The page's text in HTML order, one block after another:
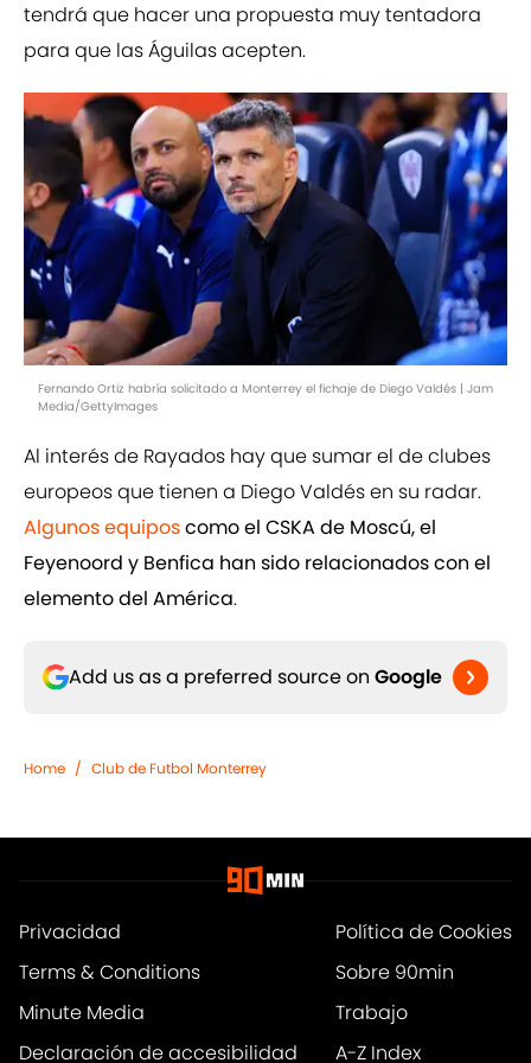
tendrá que hacer una propuesta muy tentadora
para que las Águilas acepten.
Fernando Ortiz habría solicitado a Monterrey el fichaje de Diego Valdés | Jam
Media/GettyImages
Al interés de Rayados hay que sumar el de clubes
europeos que tienen a Diego Valdés en su radar.
Algunos equiposcomo el CSKA de Moscú, el
Feyenoord y Benfica han sido relacionados con el
elemento del América.
Add us as a preferred source on Google
Home / Club de Futbol Monterrey
Privacidad
Política de Cookies
Terms & Conditions
Sobre 90min
Minute Media
Trabajo
Declaración de accesibilidad
A-Z Index